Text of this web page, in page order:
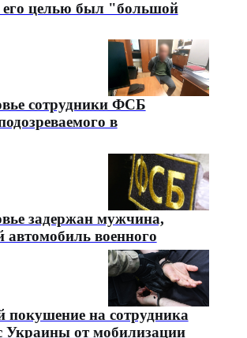
его целью был "большой
сотрудники ФСБ
в
задержан мужчина,
автомобиль военного
покушение на сотрудника
от мобилизации